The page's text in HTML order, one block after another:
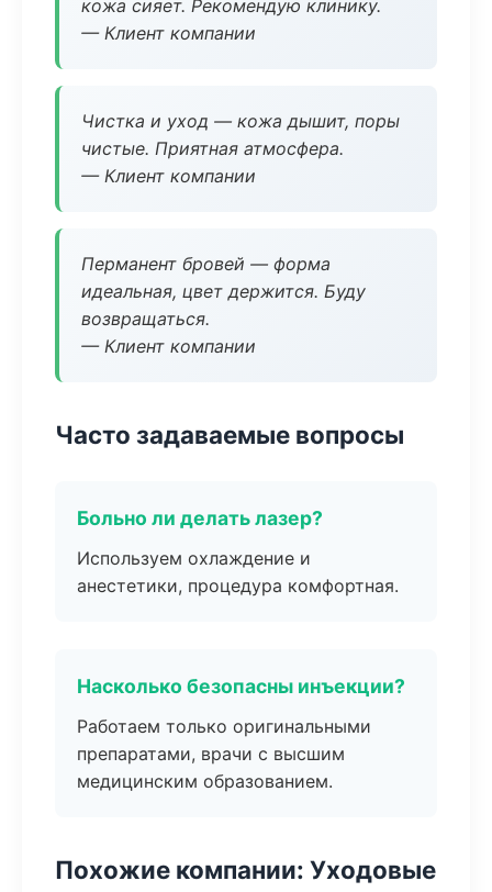
кожа сияет. Рекомендую клинику.
— Клиент компании
Чистка и уход — кожа дышит, поры
чистые. Приятная атмосфера.
— Клиент компании
Перманент бровей — форма
идеальная, цвет держится. Буду
возвращаться.
— Клиент компании
Часто задаваемые вопросы
Больно ли делать лазер?
Используем охлаждение и
анестетики, процедура комфортная.
Насколько безопасны инъекции?
Работаем только оригинальными
препаратами, врачи с высшим
медицинским образованием.
Похожие компании: Уходовые